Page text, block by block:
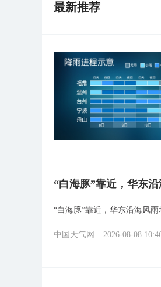
最新推荐
“白海豚”靠近，华东
“白海豚”靠近，华东沿海风
中国天气网 2026-08-08